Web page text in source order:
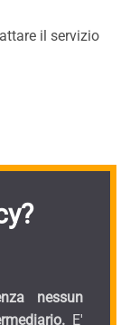
il servizio
nessun
E'